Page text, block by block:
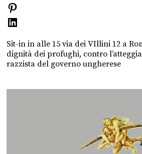
Sit-in in alle 15 via dei VIllini 12 a
dignità dei profughi, contro
razzista del governo ungherese